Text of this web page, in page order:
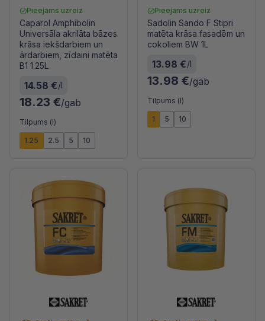
Pieejams uzreiz
Caparol Amphibolin
Universāla akrilāta bāzes
krāsa iekšdarbiem un
ārdarbiem, zīdaini matēta
B1 1.25L
14.58 €/l
18.23 €/gab
Tilpums (l)
1.25 2.5 5 10
Pieejams uzreiz
Sadolin Sando F Stipri
matēta krāsa fasadēm un
cokoliem BW 1L
13.98 €/l
13.98 €/gab
Tilpums (l)
1 5 10